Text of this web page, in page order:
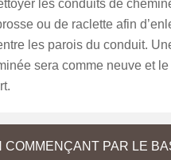
les conduits de
ou de raclette afin
les parois du conduit.
sera comme neuve et le
PAR LE